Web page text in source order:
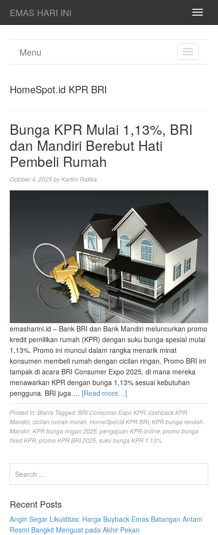
EMAS HARI INI
TOGGLE
Menu
HomeSpot.id KPR BRI
Bunga KPR Mulai 1,13%, BRI
dan Mandiri Berebut Hati
Pembeli Rumah
October 4, 2025byKartini Ratika
emasharini.id – Bank BRI dan Bank Mandiri meluncurkan promo
kredit pemilikan rumah (KPR) dengan suku bunga spesial mulai
1,13%. Promo ini muncul dalam rangka menarik minat
konsumen membeli rumah dengan cicilan ringan. Promo BRI ini
tampak di acara BRI Consumer Expo 2025, di mana mereka
menawarkan KPR dengan bunga 1,13% sesuai kebutuhan
pengguna. BRI juga … [Read more…]
Posted in:Bisnis Tagged:BRI Consumer Expo KPR cashback KPR
Mandiri cicilan rumah murah HomeSpot.id KPR BRI, KPR bunga rendah
Mandiri KPR bunga ringan 2025 pengajuan KPR online promo bunga
fixed KPR promo KPR BRI 2025 suku bunga KPR 1.13%
Recent Posts
Angin Segar Likuiditas: Harga Buyback Emas Batangan Antam
Resmi Bangkit Menguat pada Akhir Pekan